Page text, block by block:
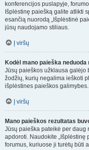
konferencijos puslapyje,
Išplėstinę paiešką galite atlikti
esančią nuorodą „Išplėstinė
jūsų naudojamo stiliaus.
Į viršų
Kodėl mano paieška neduoda
Jūsų paieškos užklausa galėjo
žodžių, kurių negalima ieškoti
išplėstines paieškos galimybes.
Į viršų
Mano paieškos rezultatas
Jūsų paieška pateikė per daug
apdoroti. Naudokite „Išplėstinę
forumus, kuriuose ji turėtų būti